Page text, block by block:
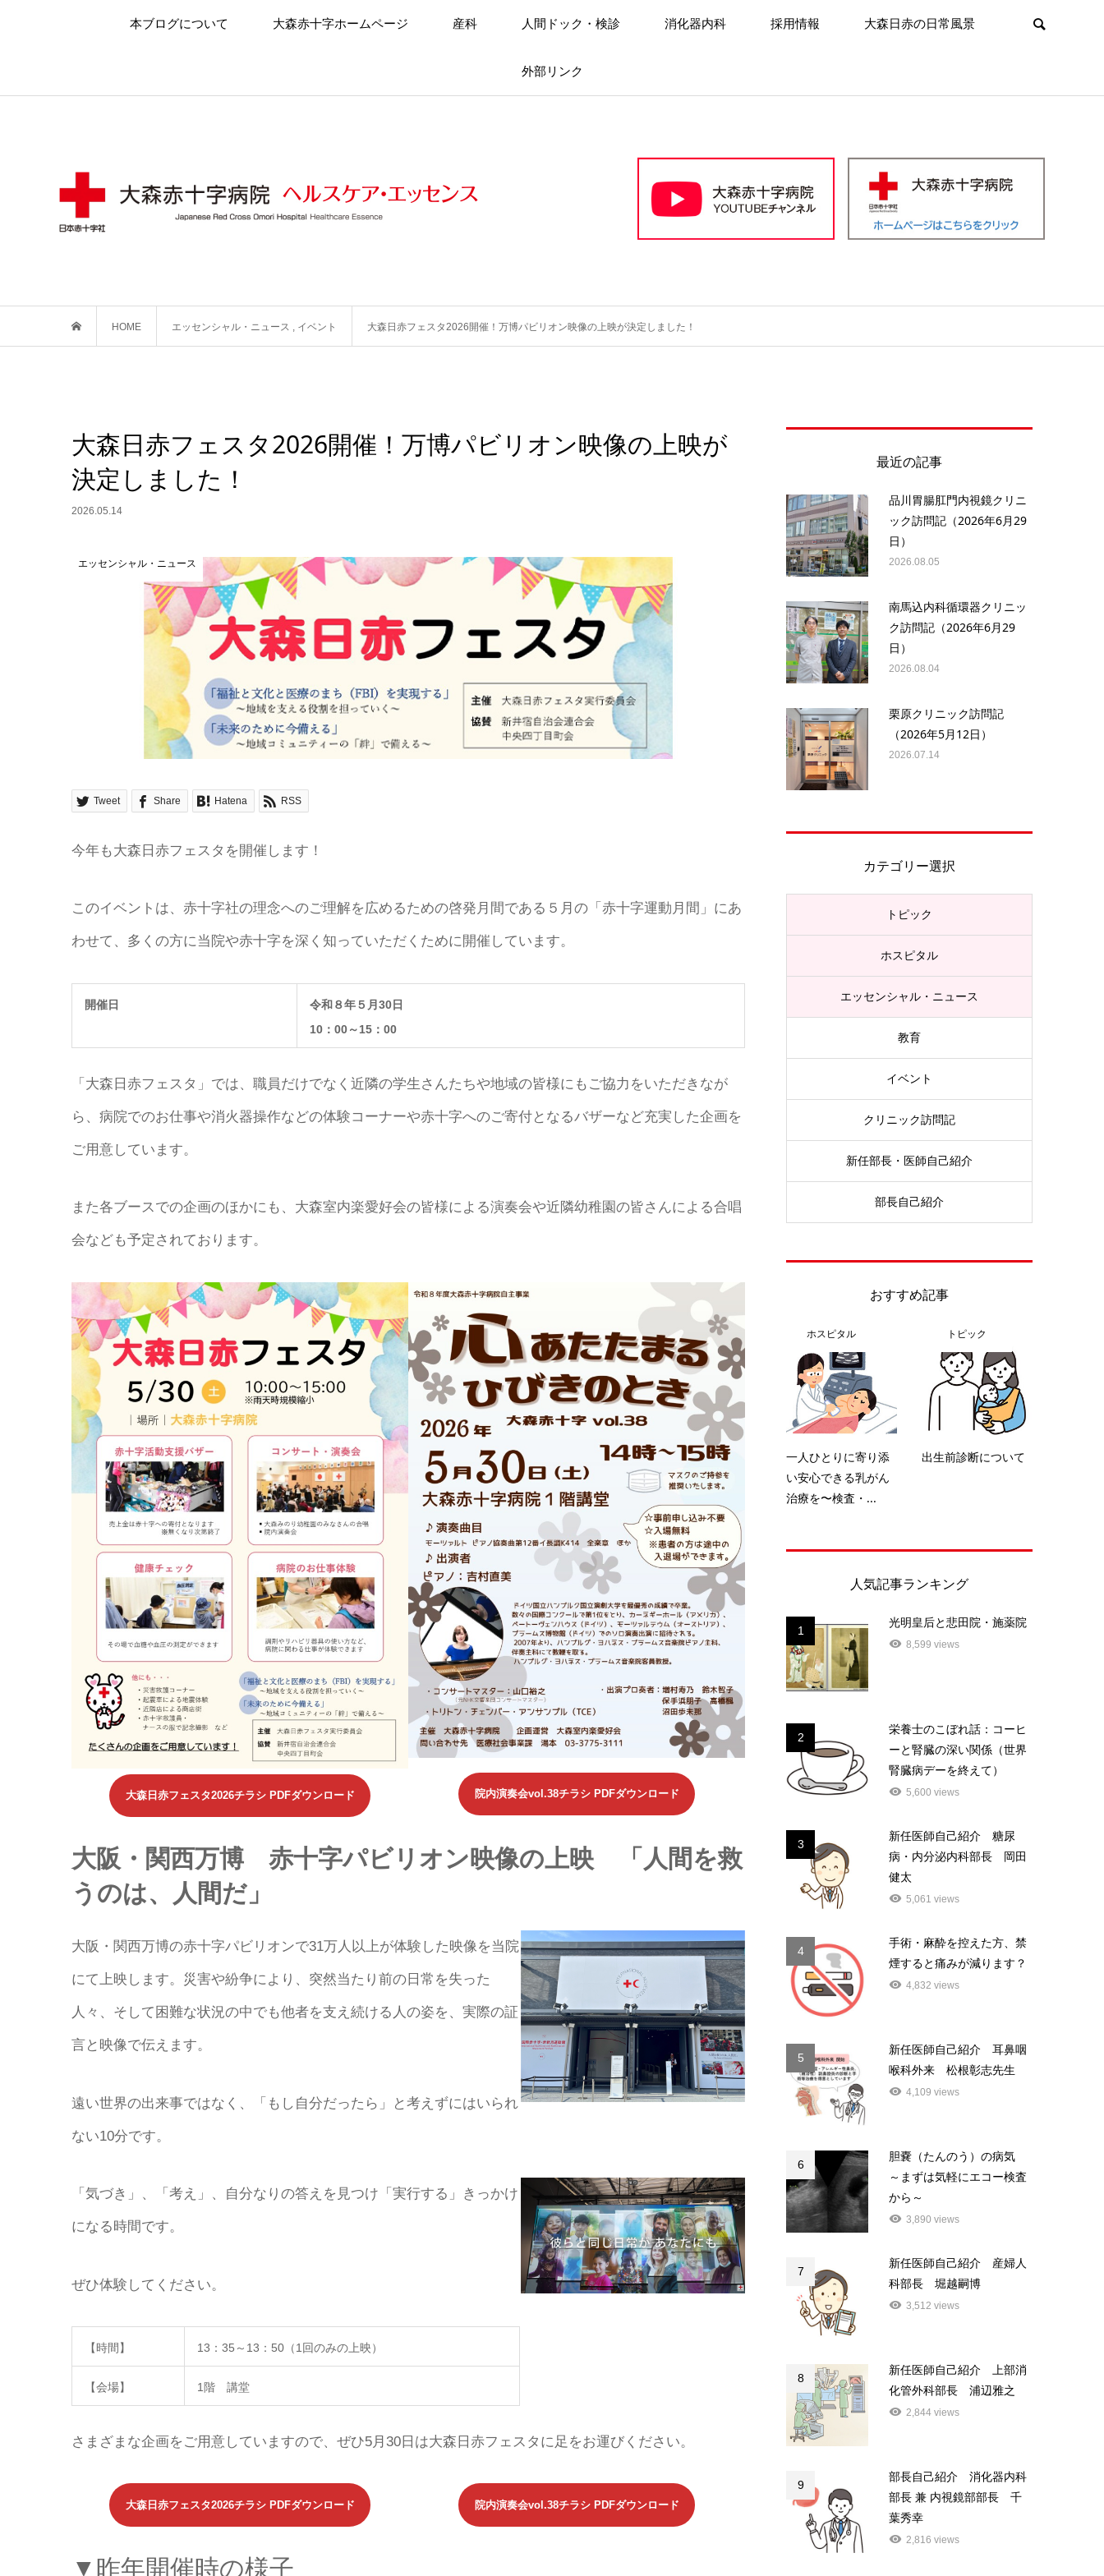
本ブログについて 大森赤十字ホームページ 産科 人間ドック・検診 消化器内科 採用情報 大森日赤の日常風景
外部リンク
HOME エッセンシャル・ニュース , イベント 大森日赤フェスタ2026開催！万博パビリオン映像の上映が決定しました！
大森日赤フェスタ2026開催！万博パビリオン映像の上映が
決定しました！
2026.05.14
エッセンシャル・ニュース
Tweet Share Hatena RSS
今年も大森日赤フェスタを開催します！
このイベントは、赤十字社の理念へのご理解を広めるための啓発月間である５月の「赤十字運動月間」にあ
わせて、多くの方に当院や赤十字を深く知っていただくために開催しています。
開催日
令和８年５月30日
10：00～15：00
「大森日赤フェスタ」では、職員だけでなく近隣の学生さんたちや地域の皆様にもご協力をいただきなが
ら、病院でのお仕事や消火器操作などの体験コーナーや赤十字へのご寄付となるバザーなど充実した企画を
ご用意しています。
また各ブースでの企画のほかにも、大森室内楽愛好会の皆様による演奏会や近隣幼稚園の皆さんによる合唱
会なども予定されております。
大森日赤フェスタ2026チラシ PDFダウンロード 院内演奏会vol.38チラシ PDFダウンロード
大阪・関西万博 赤十字パビリオン映像の上映 「人間を救
うのは、人間だ」
大阪・関西万博の赤十字パビリオンで31万人以上が体験した映像を当院
にて上映します。災害や紛争により、突然当たり前の日常を失った
人々、そして困難な状況の中でも他者を支え続ける人の姿を、実際の証
言と映像で伝えます。
遠い世界の出来事ではなく、「もし自分だったら」と考えずにはいられ
ない10分です。
「気づき」、「考え」、自分なりの答えを見つけ「実行する」きっかけ
になる時間です。
ぜひ体験してください。
【時間】 13：35～13：50（1回のみの上映）
【会場】 1階 講堂
さまざまな企画をご用意していますので、ぜひ5月30日は大森日赤フェスタに足をお運びください。
大森日赤フェスタ2026チラシ PDFダウンロード 院内演奏会vol.38チラシ PDFダウンロード
▼昨年開催時の様子
最近の記事
品川胃腸肛門内視鏡クリニ
ック訪問記（2026年6月29
日）
2026.08.05
南馬込内科循環器クリニッ
ク訪問記（2026年6月29
日）
2026.08.04
栗原クリニック訪問記
（2026年5月12日）
2026.07.14
カテゴリー選択
トピック
ホスピタル
エッセンシャル・ニュース
教育
イベント
クリニック訪問記
新任部長・医師自己紹介
部長自己紹介
おすすめ記事
ホスピタル
一人ひとりに寄り添
い安心できる乳がん
治療を〜検査・...
トピック
出生前診断について
人気記事ランキング
1
光明皇后と悲田院・施薬院
8,599 views
2
栄養士のこぼれ話：コーヒ
ーと腎臓の深い関係（世界
腎臓病デーを終えて）
5,600 views
3
新任医師自己紹介 糖尿
病・内分泌内科部長 岡田
健太
5,061 views
4
手術・麻酔を控えた方、禁
煙すると痛みが減ります？
4,832 views
5
新任医師自己紹介 耳鼻咽
喉科外来 松根彰志先生
4,109 views
6
胆嚢（たんのう）の病気
～まずは気軽にエコー検査
から～
3,890 views
7
新任医師自己紹介 産婦人
科部長 堀越嗣博
3,512 views
8
新任医師自己紹介 上部消
化管外科部長 浦辺雅之
2,844 views
9
部長自己紹介 消化器内科
部長 兼 内視鏡部部長 千
葉秀幸
2,816 views